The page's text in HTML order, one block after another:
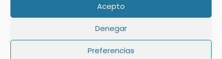
Acepto
Denegar
Preferencias
❌Presentarla fuera de plazo, lo que
puede generar sanciones.